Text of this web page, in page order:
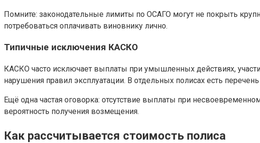
Помните: законодательные лимиты по ОСАГО могут не покрыть
потребоваться оплачивать виновнику лично.
Типичные исключения КАСКО
КАСКО часто исключает выплаты при умышленных действиях,
нарушения правил эксплуатации. В отдельных полисах есть
Ещё одна частая оговорка: отсутствие выплаты при
вероятность получения возмещения.
Как рассчитывается стоимость полиса